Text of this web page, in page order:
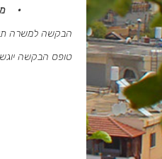
·
הבקשה למשרה
טופס הבקשה יוגש